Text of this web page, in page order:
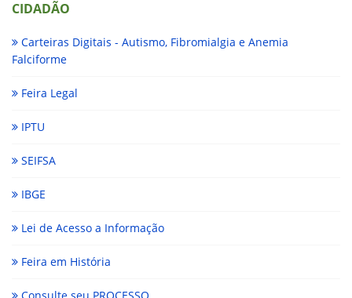
CIDADÃO
Carteiras Digitais - Autismo, Fibromialgia e Anemia
Falciforme
Feira Legal
IPTU
SEIFSA
IBGE
Lei de Acesso a Informação
Feira em História